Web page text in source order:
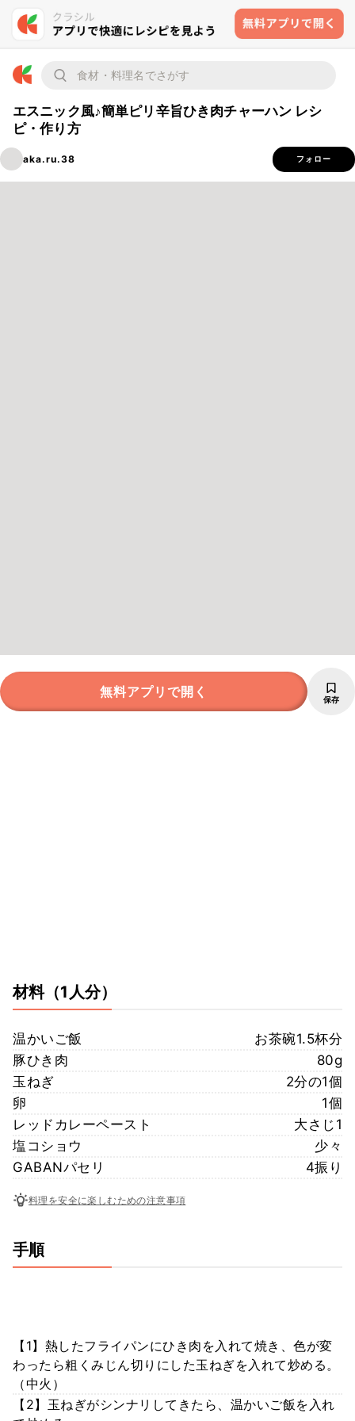
エスニック風♪簡単ピリ辛旨ひき肉チャーハン レシ
ピ・作り方
aka.ru.38 フォロー
無料アプリで開く 保存
材料（1人分）
温かいご飯
お茶碗1.5杯分
豚ひき肉
80g
玉ねぎ
2分の1個
卵
1個
レッドカレーペースト
大さじ1
塩コショウ
少々
GABANパセリ
4振り
料理を安全に楽しむための注意事項
手順
【1】熱したフライパンにひき肉を入れて焼き、色が変
わったら粗くみじん切りにした玉ねぎを入れて炒める。
（中火）
【2】玉ねぎがシンナリしてきたら、温かいご飯を入れ